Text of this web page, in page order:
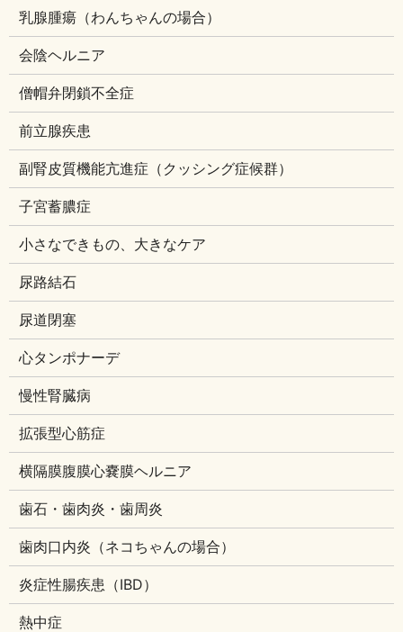
乳腺腫瘍（わんちゃんの場合）
会陰ヘルニア
僧帽弁閉鎖不全症
前立腺疾患
副腎皮質機能亢進症（クッシング症候群）
子宮蓄膿症
小さなできもの、大きなケア
尿路結石
尿道閉塞
心タンポナーデ
慢性腎臓病
拡張型心筋症
横隔膜腹膜心嚢膜ヘルニア
歯石・歯肉炎・歯周炎
歯肉口内炎（ネコちゃんの場合）
炎症性腸疾患（IBD）
熱中症